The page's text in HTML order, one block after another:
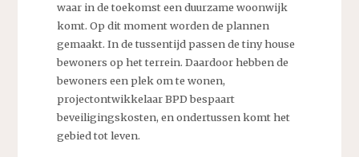
waar in de toekomst een duurzame woonwijk
komt. Op dit moment worden de plannen
gemaakt. In de tussentijd passen de tiny house
bewoners op het terrein. Daardoor hebben de
bewoners een plek om te wonen,
projectontwikkelaar BPD bespaart
beveiligingskosten, en ondertussen komt het
gebied tot leven.